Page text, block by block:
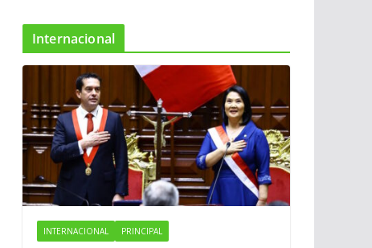
Internacional
INTERNACIONAL PRINCIPAL